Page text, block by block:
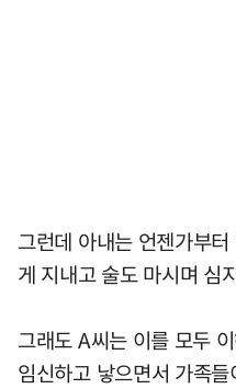
그런데 아내는 언젠가부
게 지내고 술도 마시며 심
그래도 A씨는 이를 모두
임신하고 낳으면서 가족